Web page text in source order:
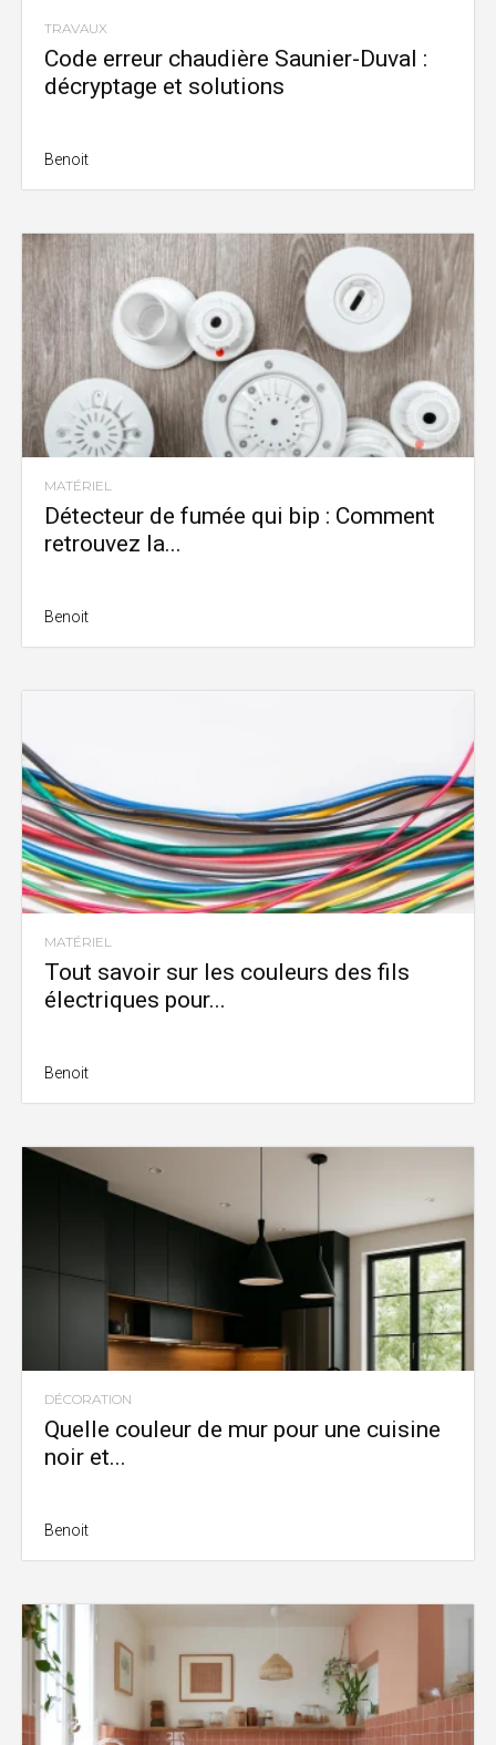
TRAVAUX
Code erreur chaudière Saunier-Duval :
décryptage et solutions
Benoit
MATÉRIEL
Détecteur de fumée qui bip : Comment
retrouvez la...
Benoit
MATÉRIEL
Tout savoir sur les couleurs des fils
électriques pour...
Benoit
DÉCORATION
Quelle couleur de mur pour une cuisine
noir et...
Benoit